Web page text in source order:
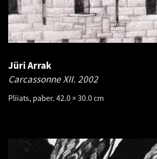
Jüri Arrak
Carcassonne XII. 2002
Pliiats, paber. 42.0 × 30.0 cm